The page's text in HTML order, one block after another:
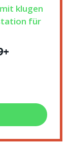
klugen
für